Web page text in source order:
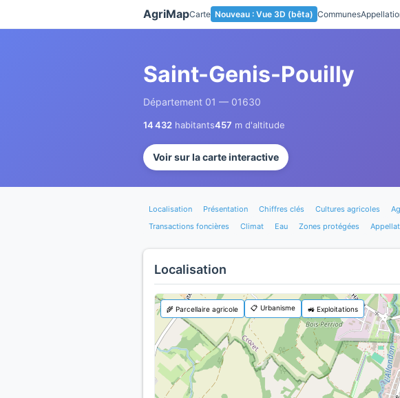
AgriMapCarte Nouveau : Vue 3D (bêta) Communes
Saint-Genis-Pouilly
Département 01 — 01630
14 432 habitants457 m d'altitude
Voir sur la carte interactive
Localisation Présentation Chiffres clés Cultures agricoles
Transactions foncières
Climat Eau Zones protégées
Localisation
🌾 Parcellaire agricole 📋 Urbanisme 🚜 Exploitations
Panneau de gestion des cookies